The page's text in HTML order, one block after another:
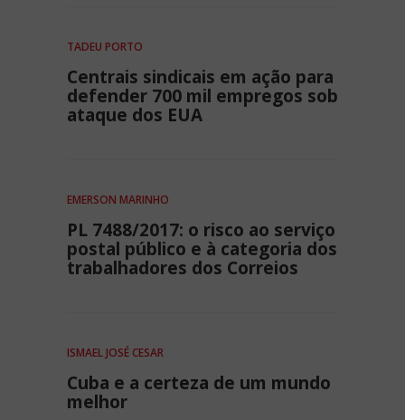
TADEU PORTO
Centrais sindicais em ação para
defender 700 mil empregos sob
ataque dos EUA
EMERSON MARINHO
PL 7488/2017: o risco ao serviço
postal público e à categoria dos
trabalhadores dos Correios
ISMAEL JOSÉ CESAR
Cuba e a certeza de um mundo
melhor